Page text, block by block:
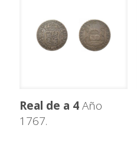
Real de a 4Año
1767.